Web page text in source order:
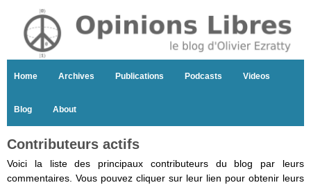
Home Archives Publications Podcasts Videos
Blog About
Contributeurs actifs
Voici la liste des principaux contributeurs du blog par leurs
commentaires. Vous pouvez cliquer sur leur lien pour obtenir leurs